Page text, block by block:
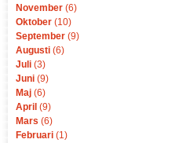
November (6)
Oktober (10)
September (9)
Augusti (6)
Juli (3)
Juni (9)
Maj (6)
April (9)
Mars (6)
Februari (1)